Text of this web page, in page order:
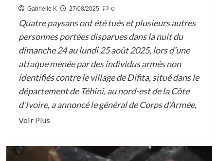
LA
SUSPENSION
MESURE
Gabrielle K 27/08/2025 0
Quatre paysans ont été tués et plusieurs autres
personnes portées disparues dans la nuit du
dimanche 24 au lundi 25 août 2025, lors d’une
attaque menée par des individus armés non
identifiés contre le village de Difita, situé dans le
département de Téhini, au nord-est de la Côte
d’Ivoire, a annoncé le général de Corps d’Armée,
Voir PlusEn
sur